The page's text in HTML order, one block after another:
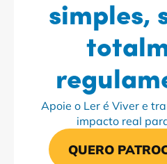
simples,
Apoie o Ler é Viver e
impacto real
QUERO